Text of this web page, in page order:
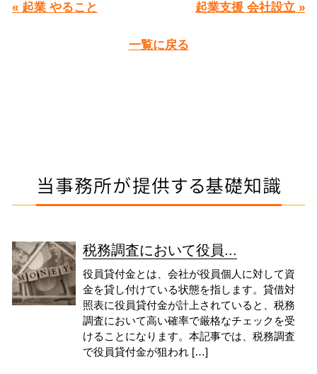
« 起業 やること 起業支援 会社設立 »
一覧に戻る
当事務所が提供する基礎知識
税務調査において役員...
役員貸付金とは、会社が役員個人に対して資
金を貸し付けている状態を指します。貸借対
照表に役員貸付金が計上されていると、税務
調査において高い確率で厳格なチェックを受
けることになります。本記事では、税務調査
で役員貸付金が狙われ […]